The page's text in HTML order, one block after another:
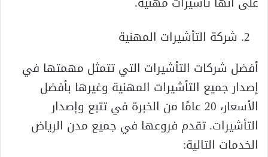
شركة التأشيرات المهنية
أفضل شركات التأشيرات التي تتمثل مهمتها في
إصدار جميع التأشيرات المهنية وغيرها بأفضل
الأسعار، 20 عامًا من الخبرة في تتبع وإصدار
التأشيرات. تقدم فروعها في جميع مدن الرياض
الخدمات التالية: